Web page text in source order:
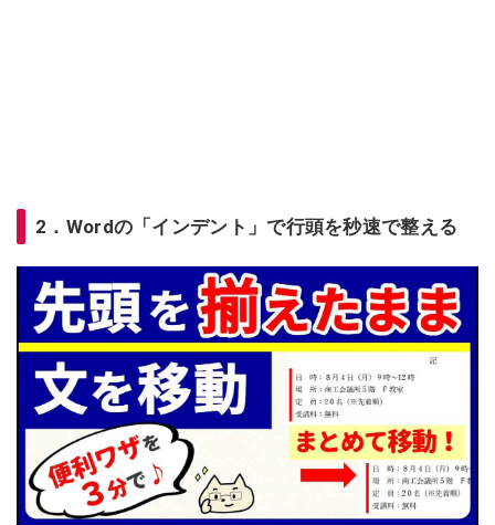
2．Wordの「インデント」で行頭を秒速で整える